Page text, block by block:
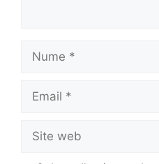
Nume
Email
Site
web